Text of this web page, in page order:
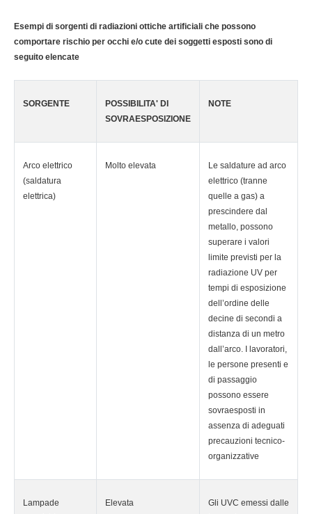
Esempi di sorgenti di radiazioni ottiche artificiali che possono
comportare rischio per occhi e/o cute dei soggetti esposti sono di
seguito elencate
SORGENTE
POSSIBILITA' DI
SOVRAESPOSIZIONE
NOTE
Arco elettrico
(saldatura
elettrica)
Molto elevata
Le saldature ad arco
elettrico (tranne
quelle a gas) a
prescindere dal
metallo, possono
superare i valori
limite previsti per la
radiazione UV per
tempi di esposizione
dell’ordine delle
decine di secondi a
distanza di un metro
dall’arco. I lavoratori,
le persone presenti e
di passaggio
possono essere
sovraesposti in
assenza di adeguati
precauzioni tecnico-
organizzative
Lampade
Elevata
Gli UVC emessi dalle